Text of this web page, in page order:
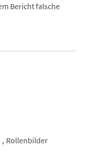
Bericht falsche
Rollenbilder